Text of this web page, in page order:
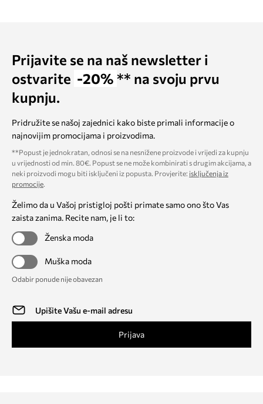
Prijavite se na naš newsletter i
ostvarite -20% ** na svoju prvu
kupnju.
Pridružite se našoj zajednici kako biste primali informacije o
najnovijim promocijama i proizvodima.
**Popust je jednokratan, odnosi se na nesnižene proizvode i vrijedi za kupnju
u vrijednosti od min. 80€. Popust se ne može kombinirati s drugim akcijama, a
neki proizvodi mogu biti isključeni iz popusta. Provjerite: isključenja iz
promocije.
Želimo da u Vašoj pristigloj pošti primate samo ono što Vas
zaista zanima. Recite nam, je li to:
Ženska moda
Muška moda
Odabir ponude nije obavezan
Prijava